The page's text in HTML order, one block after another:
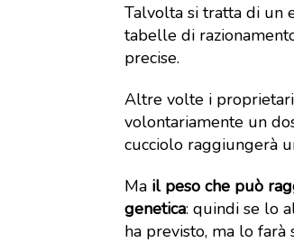
Talvolta si tratta di un
tabelle di
precise.
Altre volte i
volontariamente un
cucciolo raggiungerà
Ma il peso che può
genetica: quindi se lo
ha previsto, ma lo